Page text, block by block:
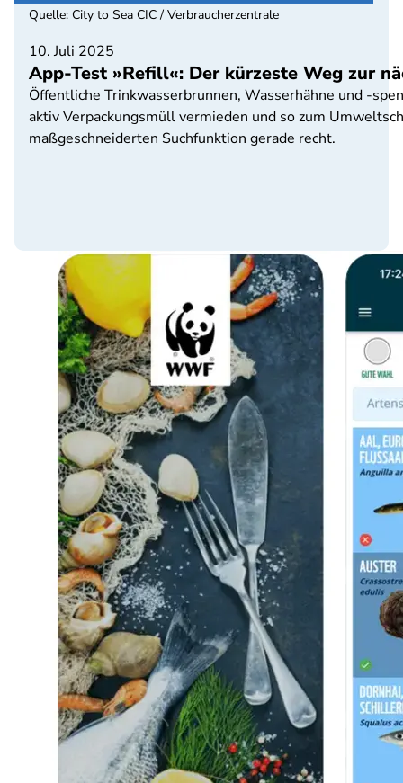
10. Juli 2025
App-Test »Refill«: Der kürzeste Weg zur
Öffentliche Trinkwasserbrunnen, Wasserhähne und -
aktiv Verpackungsmüll vermieden und so zum
maßgeschneiderten Suchfunktion gerade recht.
Quelle: City to Sea CIC / Verbraucherzentrale